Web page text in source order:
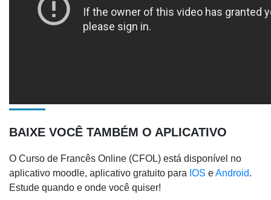
BAIXE VOCÊ TAMBÉM O APLICATIVO
O Curso de Francês Online (CFOL) está disponível no
aplicativo moodle, aplicativo gratuito para IOS eAndroid.
Estude quando e onde você quiser!